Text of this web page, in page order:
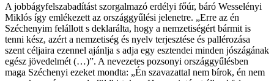
A jobbágyfelszabadítást szorgalmazó erdélyi főúr, báró Wesselényi
Miklós így emlékezett az országgyűlési jelenetre. „Erre az én
Széchenyim felállott s deklarálta, hogy a nemzetiségért bármit is
tenni kész, azért a nemzetiség és nyelv terjesztése és pallérozása
szent céljaira ezennel ajánlja s adja egy esztendei minden jószágának
egész jövedelmét (…)”. A nevezetes pozsonyi országgyűlésben
maga Széchenyi ezeket mondta: „Én szavazattal nem bírok, én nem